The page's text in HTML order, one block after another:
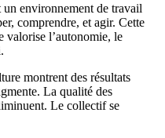
un environnement de travail
comprendre, et agir. Cette
valorise l’autonomie, le
montrent des résultats
La qualité des
Le collectif se